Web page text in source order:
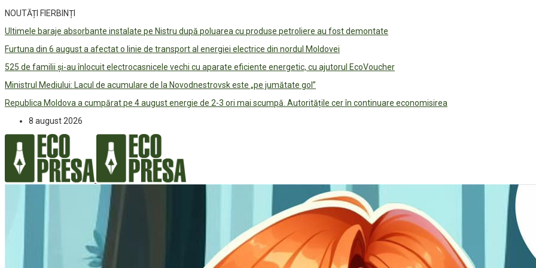
NOUTĂȚI FIERBINȚI
Ultimele baraje absorbante instalate pe Nistru după poluarea cu produse petroliere au fost demontate
Furtuna din 6 august a afectat o linie de transport al energiei electrice din nordul Moldovei
525 de familii și-au înlocuit electrocasnicele vechi cu aparate eficiente energetic, cu ajutorul EcoVoucher
Ministrul Mediului: Lacul de acumulare de la Novodnestrovsk este „pe jumătate gol”
Republica Moldova a cumpărat pe 4 august energie de 2-3 ori mai scumpă. Autoritățile cer în continuare economisirea
8 august 2026